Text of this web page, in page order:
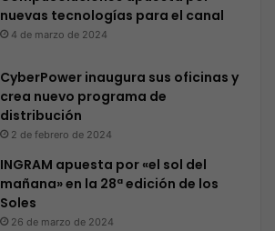
nuevas tecnologías para el canal
4 de marzo de 2024
CyberPower inaugura sus oficinas y
crea nuevo programa de
distribución
2 de febrero de 2024
INGRAM apuesta por «el sol del
mañana» en la 28ª edición de los
Soles
26 de marzo de 2024